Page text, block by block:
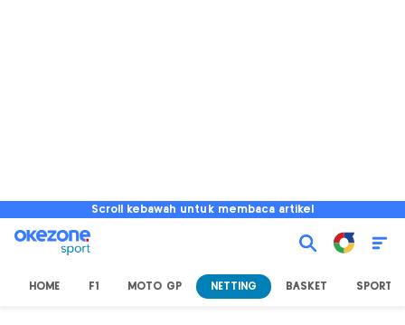
Scroll kebawah untuk membaca artikel
HOME F1 MOTO GP NETTING BASKET SPORT